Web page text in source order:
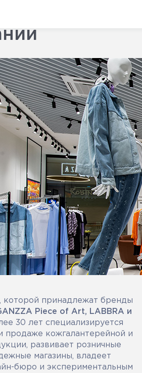
, которой принадлежат бренды
Piece of Art, LABBRA и
30 лет специализируется
продаже кожгалантерейной и
развивает розничные
магазины, владеет
бюро и экспериментальным